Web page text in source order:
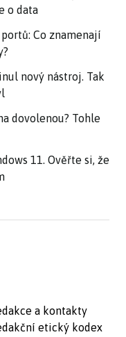
o data
Co znamenají
nový nástroj. Tak
dovolenou? Tohle
11. Ověřte si, že
a kontakty
etický kodex